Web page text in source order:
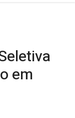
em